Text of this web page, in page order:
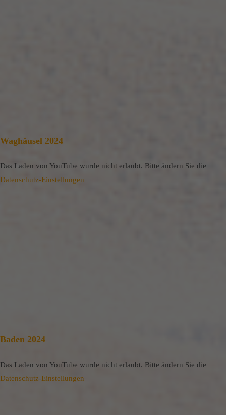
Waghäusel 2024
Das Laden von YouTube wurde nicht erlaubt. Bitte ändern Sie die
Datenschutz-Einstellungen
Baden 2024
Das Laden von YouTube wurde nicht erlaubt. Bitte ändern Sie die
Datenschutz-Einstellungen